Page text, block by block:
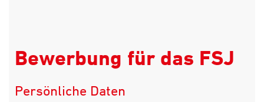
Bewerbung für das FSJ
Persönliche Daten